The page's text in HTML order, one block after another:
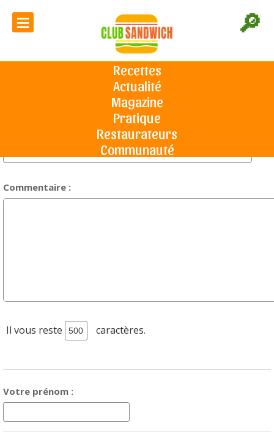
🔎
≡
Recettes
Actualité
Magazine
Pratique
Restaurateurs
Communauté
Votre avis sur l'article "5 appareils
attractifs pour un snack" :
Titre du commentaire :
Commentaire :
Il vous reste caractères.
Votre prénom :